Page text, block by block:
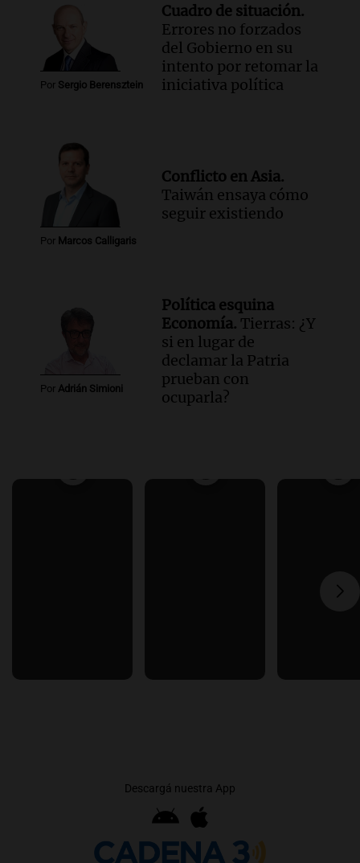
Por Sergio Berensztein
Cuadro de situación.
Errores no forzados
del Gobierno en su
intento por retomar la
iniciativa política
Por Marcos Calligaris
Conflicto en Asia.
Taiwán ensaya cómo
seguir existiendo
Por Adrián Simioni
Política esquina
Economía. Tierras: ¿Y
si en lugar de
declamar la Patria
prueban con
ocuparla?
Descargá nuestra App